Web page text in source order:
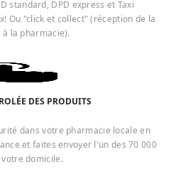
standard, DPD express et Taxi
Ou "click et collect" (réception de la
la pharmacie).
DES PRODUITS
dans votre pharmacie locale en
et faites envoyer l'un des 70 000
domicile.